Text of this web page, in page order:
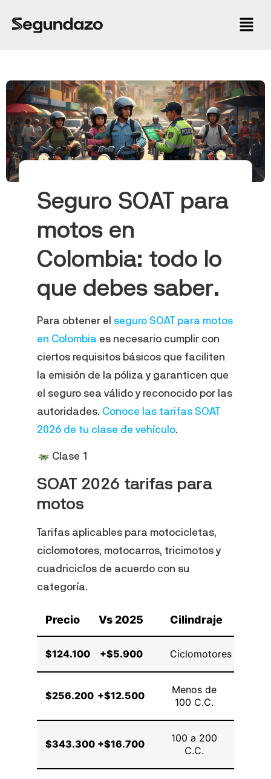
Seguro SOAT para
motos en
Colombia: todo lo
que debes saber.
Para obtener el seguro SOAT para motos
en Colombia es necesario cumplir con
ciertos requisitos básicos que faciliten
la emisión de la póliza y garanticen que
el seguro sea válido y reconocido por las
autoridades. Conoce las tarifas SOAT
2026 de tu clase de vehículo.
Clase 1
SOAT 2026 tarifas para
motos
Tarifas aplicables para motocicletas,
ciclomotores, motocarros, tricimotos y
cuadriciclos de acuerdo con su
categoría.
Precio Vs 2025 Cilindraje
$124.100 +$5.900 Ciclomotores
$256.200 +$12.500
Menos de
100 C.C.
$343.300 +$16.700
100 a 200
C.C.